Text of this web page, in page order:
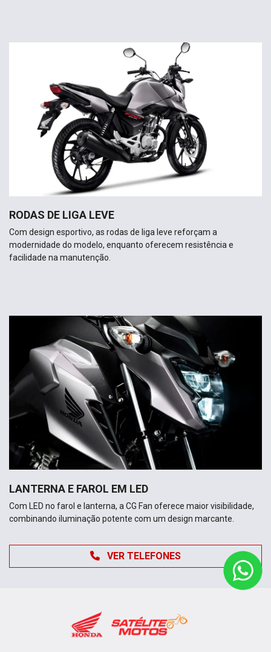
RODAS DE LIGA LEVE
Com design esportivo, as rodas de liga leve reforçam a
modernidade do modelo, enquanto oferecem resistência e
facilidade na manutenção.
LANTERNA E FAROL EM LED
Com LED no farol e lanterna, a CG Fan oferece maior visibilidade,
combinando iluminação potente com um design marcante.
VER TELEFONES